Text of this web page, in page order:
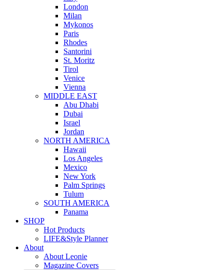
London
Milan
Mykonos
Paris
Rhodes
Santorini
St. Moritz
Tirol
Venice
Vienna
MIDDLE EAST
Abu Dhabi
Dubai
Israel
Jordan
NORTH AMERICA
Hawaii
Los Angeles
Mexico
New York
Palm Springs
Tulum
SOUTH AMERICA
Panama
SHOP
Hot Products
LIFE&Style Planner
About
About Leonie
Magazine Covers